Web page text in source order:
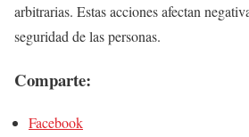
arbitrarias. Estas acciones afectan
seguridad de las personas.
Comparte:
Facebook